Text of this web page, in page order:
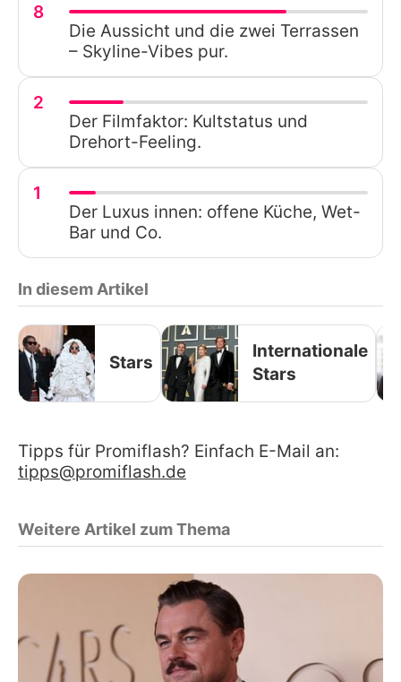
8
Die Aussicht und die zwei Terrassen
– Skyline-Vibes pur.
2
Der Filmfaktor: Kultstatus und
Drehort-Feeling.
1
Der Luxus innen: offene Küche, Wet-
Bar und Co.
In diesem Artikel
Stars
Internationale
Stars
Tipps für Promiflash? Einfach E-Mail an:
tipps@promiflash.de
Weitere Artikel zum Thema